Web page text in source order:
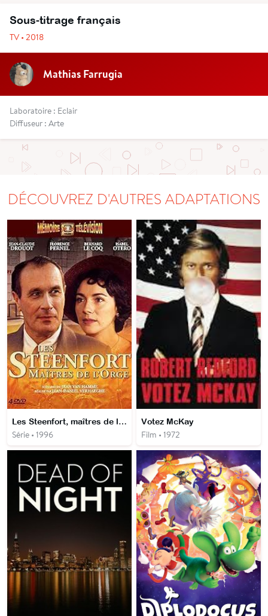
Sous-titrage français
TV • 2018
Mathias Farrugia
Laboratoire : Eclair
Diffuseur : Arte
DÉCOUVREZ D'AUTRES ADAPTATIONS
Les Steenfort, maîtres de l'orge
Série • 1996
Votez McKay
Film • 1972